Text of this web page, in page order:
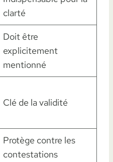
clarté
Doit être
explicitement
mentionné
Clé de la validité
Protège contre les
contestations